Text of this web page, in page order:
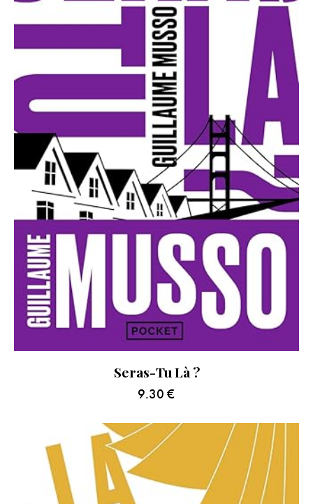
Seras-Tu Là ?
9.30 €